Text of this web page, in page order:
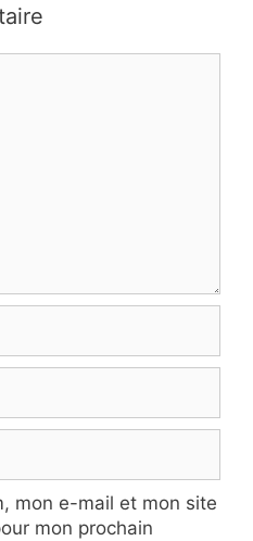
mon e-mail et mon site
mon prochain